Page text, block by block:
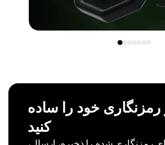
خود را ساده
کنید